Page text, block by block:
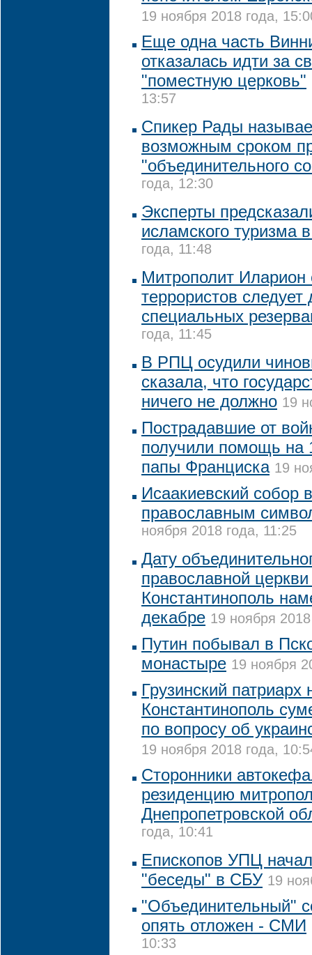
19 ноября 2018 года,
Еще одна часть
отказалась идти за
"поместную церковь"
13:57
Спикер Рады
возможным сроком
"объединительного
года, 12:30
Эксперты
исламского туризма
года, 11:48
Митрополит Иларион
террористов следует
специальных
года, 11:45
В РПЦ осудили
сказала, что
ничего не должно 19
Пострадавшие от
получили помощь на
папы Франциска 19
Исаакиевский собор
православным
ноября 2018 года, 11:25
Дату
православной
Константинополь
декабре 19 ноября
Путин побывал в
монастыре 19 ноября
Грузинский
Константинополь
по вопросу об
19 ноября 2018 года,
Сторонники
резиденцию
Днепропетровской
года, 10:41
Епископов УПЦ
"беседы" в СБУ 19
"Объединительный"
опять отложен - СМИ
10:33